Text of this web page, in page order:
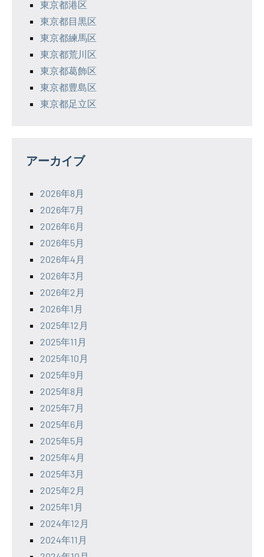
東京都港区
東京都目黒区
東京都練馬区
東京都荒川区
東京都葛飾区
東京都豊島区
東京都足立区
アーカイブ
2026年8月
2026年7月
2026年6月
2026年5月
2026年4月
2026年3月
2026年2月
2026年1月
2025年12月
2025年11月
2025年10月
2025年9月
2025年8月
2025年7月
2025年6月
2025年5月
2025年4月
2025年3月
2025年2月
2025年1月
2024年12月
2024年11月